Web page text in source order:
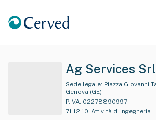
Ag Services Srl
Sede legale:
Genova (GE)
P.IVA: 02278890997
71.12.10: Attività di ingegneria